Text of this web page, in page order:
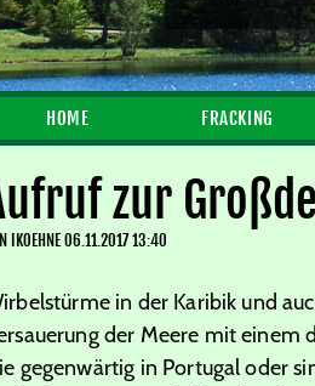
HOME FRACKING
zur
IKOEHNE06.11.2017 13:40
in der Karibik und
der Meere mit
gegenwärtig in Portugal oder